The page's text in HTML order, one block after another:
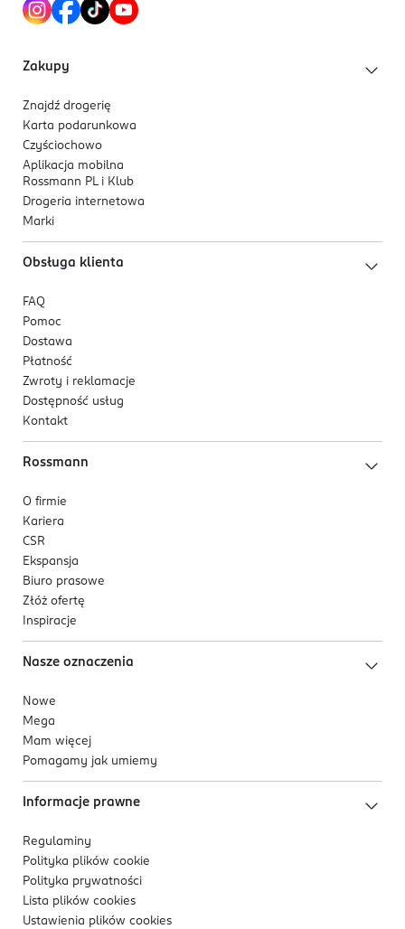
Zakupy
Znajdź drogerię
Karta podarunkowa
Czyściochowo
Aplikacja mobilna
Rossmann PL i Klub
Drogeria internetowa
Marki
Obsługa klienta
FAQ
Pomoc
Dostawa
Płatność
Zwroty i reklamacje
Dostępność usług
Kontakt
Rossmann
O firmie
Kariera
CSR
Ekspansja
Biuro prasowe
Złóż ofertę
Inspiracje
Nasze oznaczenia
Nowe
Mega
Mam więcej
Pomagamy jak umiemy
Informacje prawne
Regulaminy
Polityka plików cookie
Polityka prywatności
Lista plików cookies
Ustawienia plików cookies